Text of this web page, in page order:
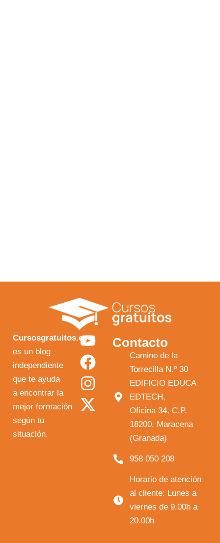
Cursosgratuitos.es
es un blog
independiente
que te ayuda
a encontrar la
mejor formación
según tu
situación.
Y
o
u
t
u
F
a
c
e
b
I
n
s
t
a
X
-
t
w
i
Contacto
Camino de la
Torrecilla N.º 30
EDIFICIO EDUCA
EDTECH,
Oficina 34, C.P.
18200, Maracena
(Granada)
958 050 208
Horario de atención
al cliente: Lunes a
viernes de 9.00h a
20.00h